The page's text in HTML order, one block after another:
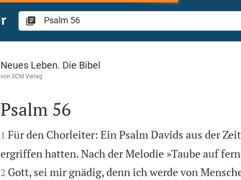
Psalm 56
Neues Leben. Die Bibel
von SCM Verlag

Psalm 56

1 Für den Chorleiter: Ein Psalm Davids aus der
ergriffen hatten. Nach der Melodie »Taube auf
2 Gott, sei mir gnädig, denn ich werde von